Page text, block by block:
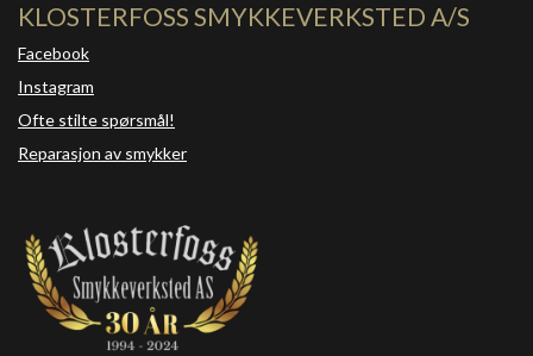
KLOSTERFOSS SMYKKEVERKSTED A/S
Facebook
Instagram
Ofte stilte spørsmål!
Reparasjon av smykker